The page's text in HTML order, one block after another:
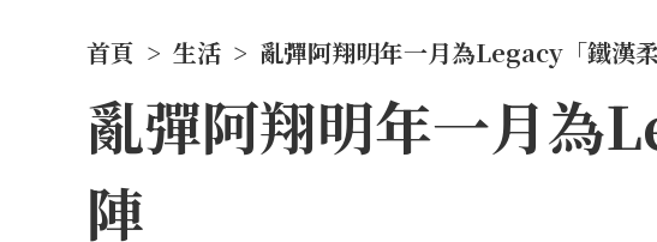
首頁 > 生活 > 亂彈阿翔明年一月為Legacy「鐵漢
亂彈阿翔明年一月為
陣